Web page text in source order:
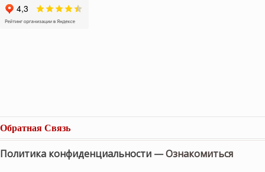
Обратная Связь
Политика конфиденциальности —Ознакомиться